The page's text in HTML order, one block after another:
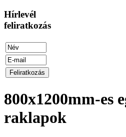
Hírlevél
feliratkozás
800x1200mm-es
raklapok